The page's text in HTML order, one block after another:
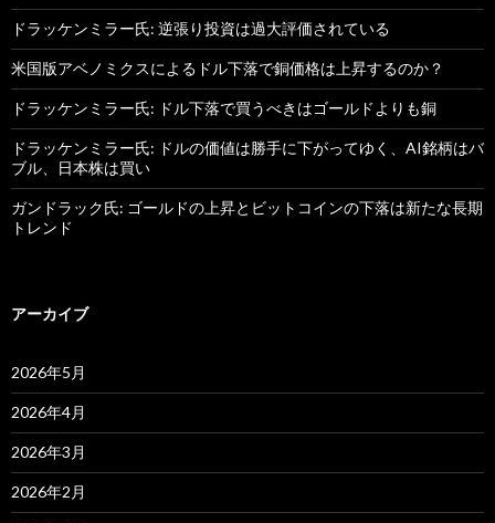
ドラッケンミラー氏: 逆張り投資は過大評価されている
米国版アベノミクスによるドル下落で銅価格は上昇するのか？
ドラッケンミラー氏: ドル下落で買うべきはゴールドよりも銅
ドラッケンミラー氏: ドルの価値は勝手に下がってゆく、AI銘柄はバ
ブル、日本株は買い
ガンドラック氏: ゴールドの上昇とビットコインの下落は新たな長期
トレンド
アーカイブ
2026年5月
2026年4月
2026年3月
2026年2月